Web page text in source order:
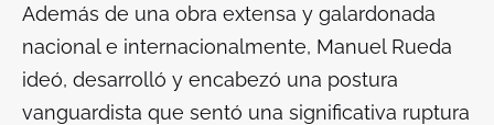
Además de una obra extensa y galardonada
nacional e internacionalmente, Manuel Rueda
ideó, desarrolló y encabezó una postura
vanguardista que sentó una significativa ruptura